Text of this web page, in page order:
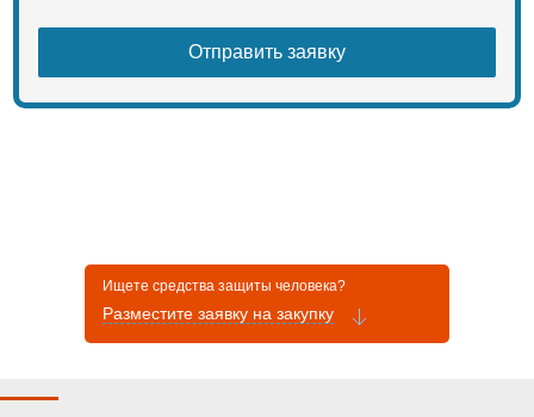
Ищете средства защиты человека?
Разместите заявку на закупку